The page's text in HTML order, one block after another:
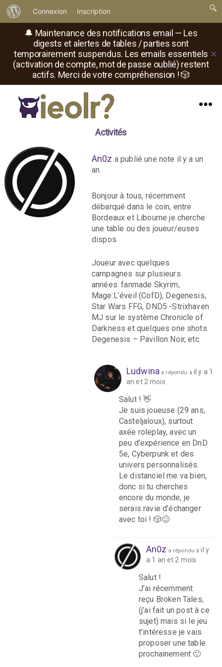
🔔 Maintenance des notifications email — Les
digests et alertes de tables / parties sont
temporairement suspendus. Les emails essentiels
(activation de compte, mot de passe oublié) restent
actifs. Merci de votre compréhension ! 🎲
✕
propos
de
WordPress
Connexion Inscription
le
rôliste
?
Activités
An0z a publié une note il y a un
an
Bonjour à tous, récemment
débarqué dans le coin, entre
Bordeaux et Libourne je cherche
une table ou des joueur/euses
dispos
Joueur avec quelques
campagnes sur plusieurs
années: fanmade Skyrim,
Mage:L’éveil (CofD), Degenesis,
Star Wars FFG, DND5 -Strixhaven
MJ sur le système Chronicle of
Darkness et quelques one shots
Degenesis – Pavillon Noir, etc
Ludwinaa répondu à il y a 1
an et 2 mois
Salut ! 👋
Je suis joueuse (29 ans,
Casteljaloux), surtout
axée roleplay, avec un
peu d’expérience en DnD
5e, Cyberpunk et des
univers personnalisés.
Le distanciel me va bien,
donc si tu cherches
encore du monde, je
serais ravie d’échanger
avec toi ! 🎲😊
An0z a répondu àil y
a 1 an et 2 mois
Salut !
J’ai récemment
reçu Broken Tales,
(j’ai fait un post à ce
sujet) mais si le jeu
t’intéresse je vais
proposer une table
prochainement 🙂